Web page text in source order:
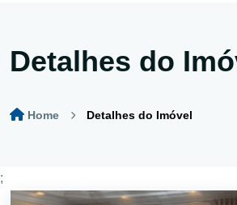
Detalhes do
Home Detalhes do Imóvel
;